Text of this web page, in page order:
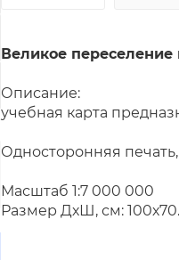
Великое
Описание:
учебная карта
Односторонняя
Масштаб 1:7 000 000
Размер ДхШ, см: 100х70.